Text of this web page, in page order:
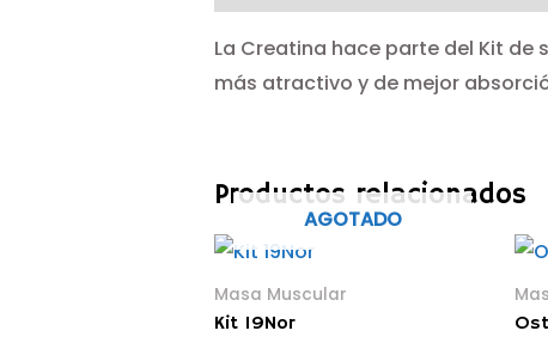
La Creatina hace parte del Kit
más atractivo y de mejor
Productos relacionados
AGOTADO
Masa Muscular
Kit 19Nor